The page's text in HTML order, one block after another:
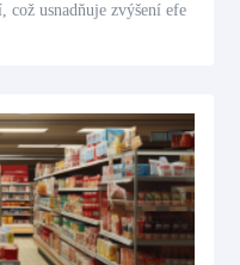
usnadňuje zvýšení efe